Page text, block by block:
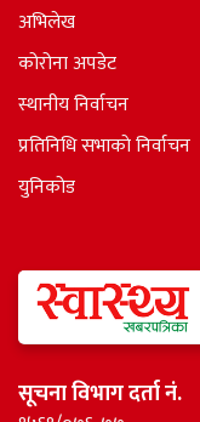
अभिलेख
कोरोना अपडेट
स्थानीय निर्वाचन
प्रतिनिधि सभाकाे निर्वाचन
युनिकोड
सूचना विभाग दर्ता नं.